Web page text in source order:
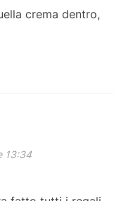
crema dentro,
13:34